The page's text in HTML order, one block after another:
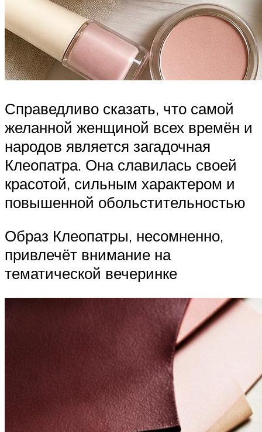
Справедливо сказать, что самой
желанной женщиной всех времён и
народов является загадочная
Клеопатра. Она славилась своей
красотой, сильным характером и
повышенной обольстительностью
Образ Клеопатры, несомненно,
привлечёт внимание на
тематической вечеринке